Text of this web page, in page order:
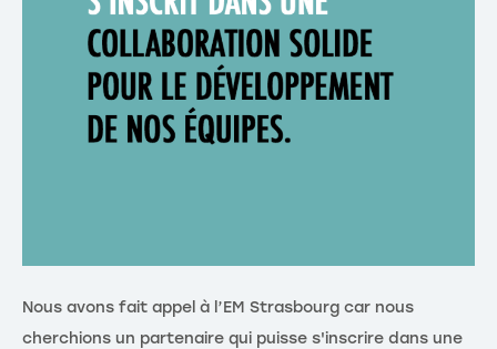
Nous avons fait appel à l’EM Strasbourg car nous
cherchions un partenaire qui puisse s'inscrire dans une